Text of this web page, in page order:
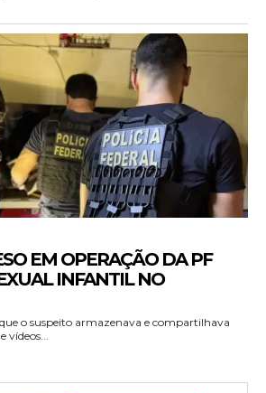
EM OPERAÇÃO DA PF
INFANTIL NO
o suspeito armazenava e compartilhava